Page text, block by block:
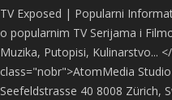
TV Exposed | Popularni
o popularnim TV Serijama i
Muzika, Putopisi, Kulinarstvo...
class="nobr">AtomMedia
Seefeldstrasse 40 8008 Zürich,